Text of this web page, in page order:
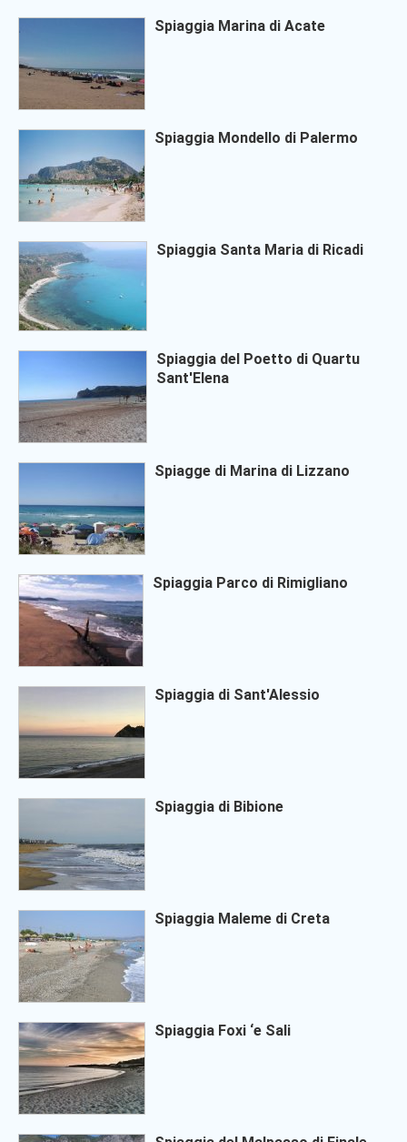
Spiaggia Marina di Acate
Spiaggia Mondello di Palermo
Spiaggia Santa Maria di Ricadi
Spiaggia del Poetto di Quartu
Sant'Elena
Spiagge di Marina di Lizzano
Spiaggia Parco di Rimigliano
Spiaggia di Sant'Alessio
Spiaggia di Bibione
Spiaggia Maleme di Creta
Spiaggia Foxi ‘e Sali